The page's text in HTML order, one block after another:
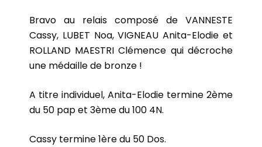
Bravo au relais composé de VANNESTE
Cassy, LUBET Noa, VIGNEAU Anita-Elodie et
ROLLAND MAESTRI Clémence qui décroche
une médaille de bronze !
A titre individuel, Anita-Elodie termine 2ème
du 50 pap et 3ème du 100 4N.
Cassy termine 1ère du 50 Dos.